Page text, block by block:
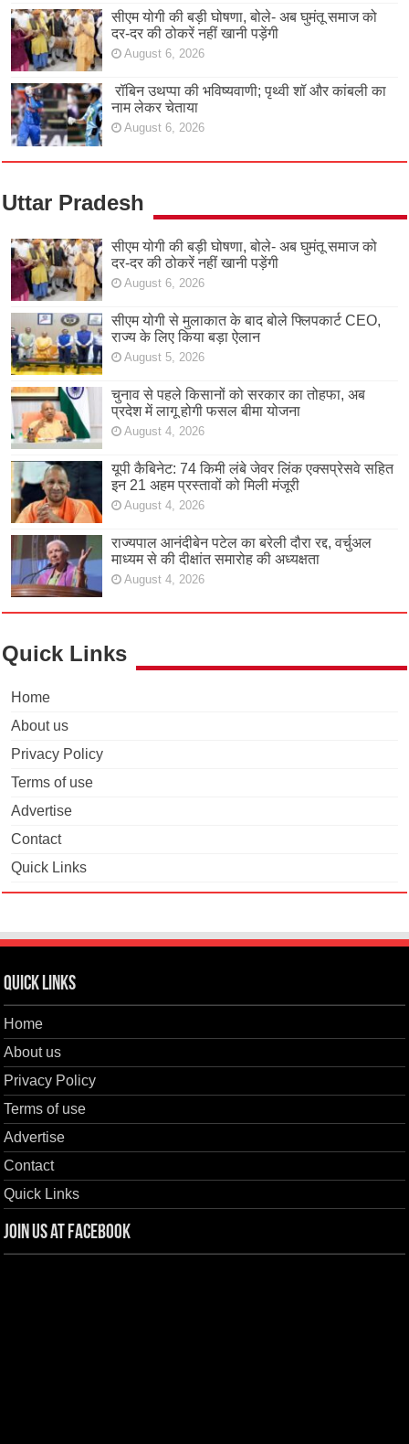
सीएम योगी की बड़ी घोषणा, बोले- अब घुमंतू समाज को
दर-दर की ठोकरें नहीं खानी पड़ेंगी
August 6, 2026
रॉबिन उथप्पा की भविष्यवाणी; पृथ्वी शॉ और कांबली का
नाम लेकर चेताया
August 6, 2026
Uttar Pradesh
सीएम योगी की बड़ी घोषणा, बोले- अब घुमंतू समाज को
दर-दर की ठोकरें नहीं खानी पड़ेंगी
August 6, 2026
सीएम योगी से मुलाकात के बाद बोले फ्लिपकार्ट CEO,
राज्य के लिए किया बड़ा ऐलान
August 5, 2026
चुनाव से पहले किसानों को सरकार का तोहफा, अब
प्रदेश में लागू होगी फसल बीमा योजना
August 4, 2026
यूपी कैबिनेट: 74 किमी लंबे जेवर लिंक एक्सप्रेसवे सहित
इन 21 अहम प्रस्तावों को मिली मंजूरी
August 4, 2026
राज्यपाल आनंदीबेन पटेल का बरेली दौरा रद्द, वर्चुअल
माध्यम से की दीक्षांत समारोह की अध्यक्षता
August 4, 2026
Quick Links
Home
About us
Privacy Policy
Terms of use
Advertise
Contact
Quick Links
Quick Links
Home
About us
Privacy Policy
Terms of use
Advertise
Contact
Quick Links
Join us at Facebook